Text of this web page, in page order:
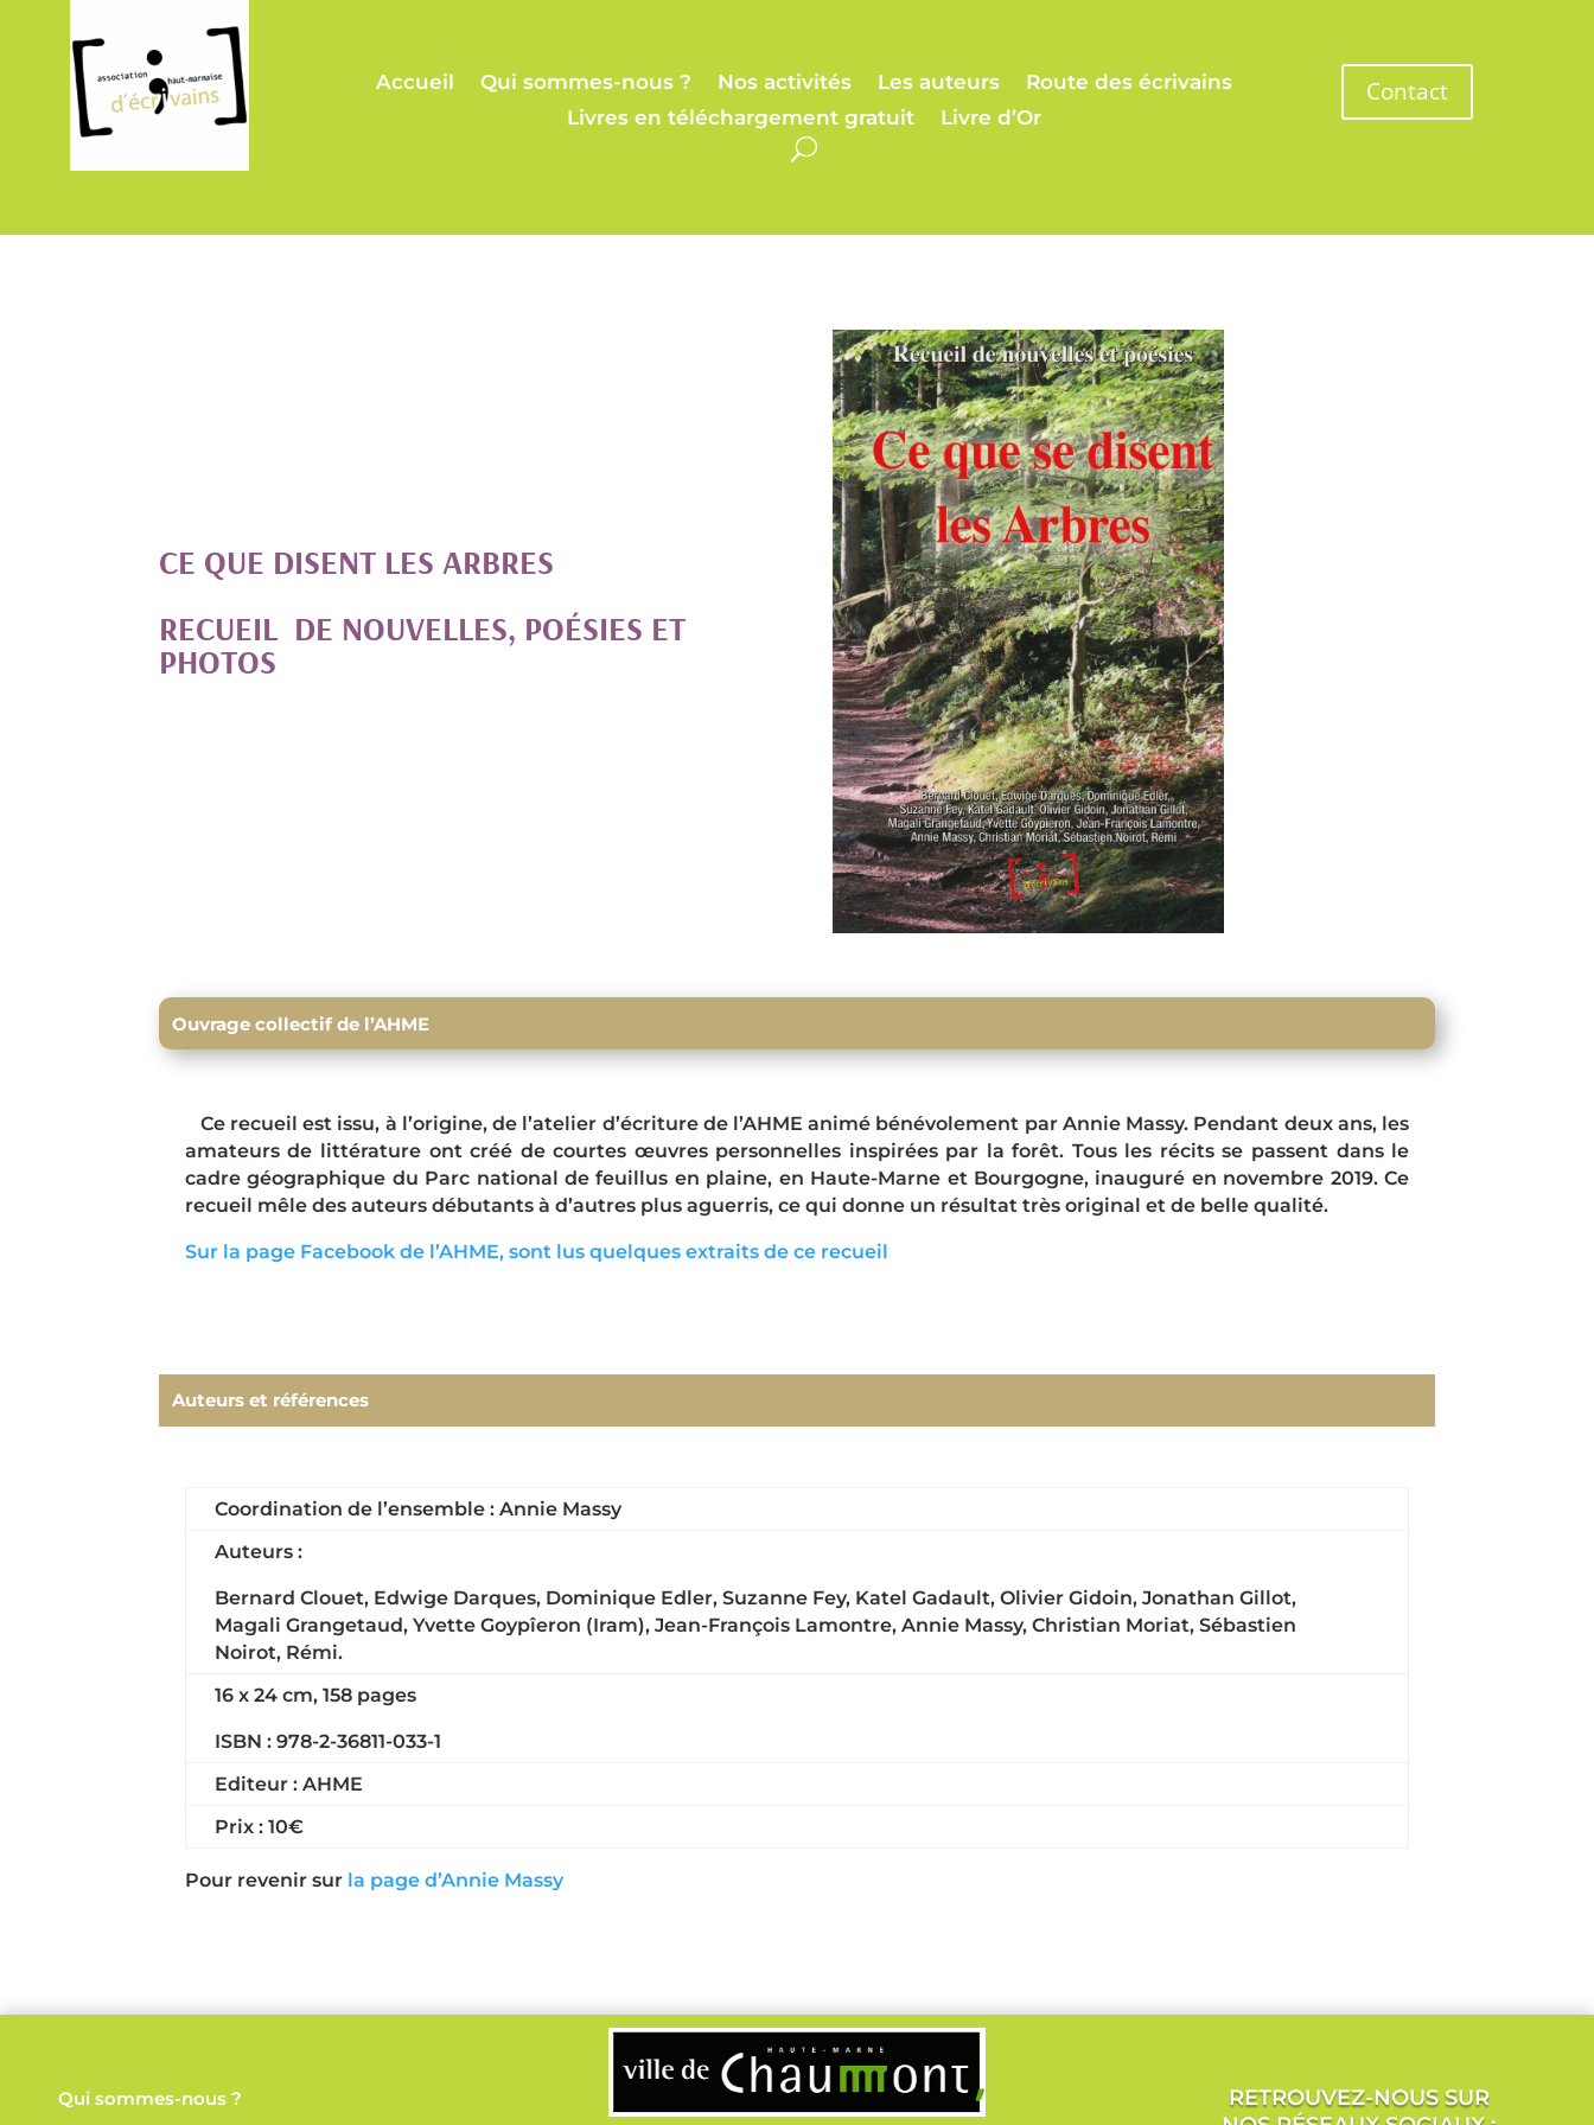
Accueil Qui sommes-nous ? Nos activités Les auteurs
Route des écrivains
Livres en téléchargement gratuit
Livre d’Or
Contact
CE QUE DISENT LES ARBRES
RECUEIL DE NOUVELLES, POÉSIES ET
PHOTOS
Ouvrage collectif de l’AHME
Ce recueil est issu, à l’origine, de l’atelier d’écriture de l’AHME animé bénévolement par Annie Massy. Pendant deux ans, les
amateurs de littérature ont créé de courtes œuvres personnelles inspirées par la forêt. Tous les récits se passent dans le
cadre géographique du Parc national de feuillus en plaine, en Haute-Marne et Bourgogne, inauguré en novembre 2019. Ce
recueil mêle des auteurs débutants à d’autres plus aguerris, ce qui donne un résultat très original et de belle qualité.
Sur la page Facebook de l’AHME, sont lus quelques extraits de ce recueil
Auteurs et références
Coordination de l’ensemble : Annie Massy
Auteurs :
Bernard Clouet, Edwige Darques, Dominique Edler, Suzanne Fey, Katel Gadault, Olivier Gidoin, Jonathan Gillot,
Magali Grangetaud, Yvette Goypîeron (Iram), Jean-François Lamontre, Annie Massy, Christian Moriat, Sébastien
Noirot, Rémi.
16 x 24 cm, 158 pages
ISBN : 978-2-36811-033-1
Editeur : AHME
Prix : 10€
Pour revenir sur la page d’Annie Massy
Qui sommes-nous ?
RETROUVEZ-NOUS SUR